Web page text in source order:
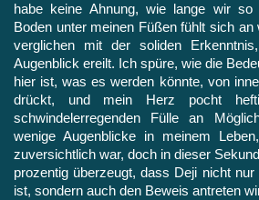
habe keine Ahnung, wie lange wir
Boden unter meinen Füßen fühlt sich an
verglichen mit der soliden
Augenblick ereilt. Ich spüre, wie die
hier ist, was es werden könnte, von
drückt, und mein Herz pocht
schwindelerregenden Fülle an
wenige Augenblicke in meinem
zuversichtlich war, doch in dieser
prozentig überzeugt, dass Deji nicht
ist, sondern auch den Beweis antreten